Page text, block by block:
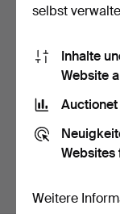
19 Std
Suche
Archiv
suchen.
selbst
Inhalte
Website
Websites
Weitere